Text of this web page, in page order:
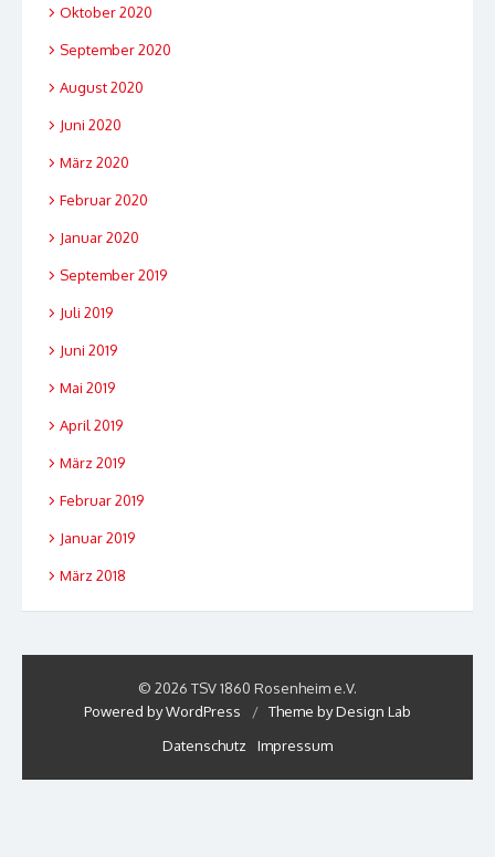
Oktober 2020
September 2020
August 2020
Juni 2020
März 2020
Februar 2020
Januar 2020
September 2019
Juli 2019
Juni 2019
Mai 2019
April 2019
März 2019
Februar 2019
Januar 2019
März 2018
© 2026 TSV 1860 Rosenheim e.V.
Powered by WordPress
/ Theme by Design Lab
Datenschutz
Impressum